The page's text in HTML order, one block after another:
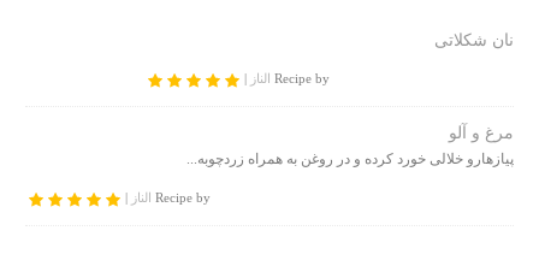
نان شکلاتی
Recipe by الناز |
مرغ و آلو
پیازهارو خلالی خورد کرده و در روغن به همراه زردچوبه...
Recipe by الناز |